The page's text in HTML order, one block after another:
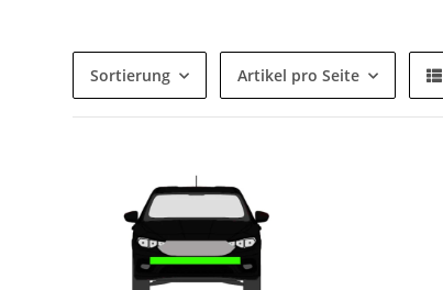
Sortierung Artikel pro Seite